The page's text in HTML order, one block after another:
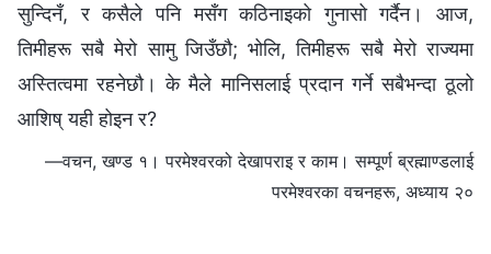
सुन्दिनँ, र कसैले पनि मसँग कठिनाइको गुनासो गर्दैन। आज,
तिमीहरू सबै मेरो सामु जिउँछौ; भोलि, तिमीहरू सबै मेरो राज्यमा
अस्तित्वमा रहनेछौ। के मैले मानिसलाई प्रदान गर्ने सबैभन्दा ठूलो
आशिष् यही होइन र?
—वचन, खण्ड १। परमेश्‍वरको देखापराइ र काम। सम्पूर्ण ब्रह्माण्डलाई
परमेश्‍वरका वचनहरू, अध्याय २०